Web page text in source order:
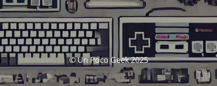
© Un Poco Geek 2025